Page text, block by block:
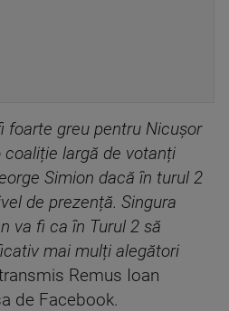
foarte greu pentru Nicușor
largă de votanți
Simion dacă în turul 2
de prezență. Singura
va fi ca în Turul 2 să
mai mulți alegători
Remus Ioan
de Facebook.